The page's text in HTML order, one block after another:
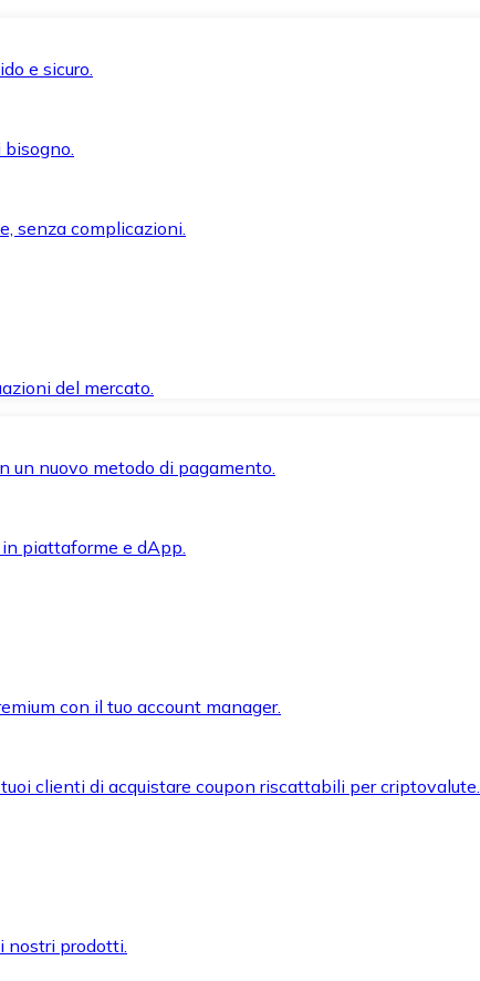
e sicuro.
senza complicazioni.
del mercato.
un nuovo metodo di pagamento.
piattaforme e dApp.
con il tuo account manager.
clienti di acquistare coupon riscattabili per criptovalute.
nostri prodotti.